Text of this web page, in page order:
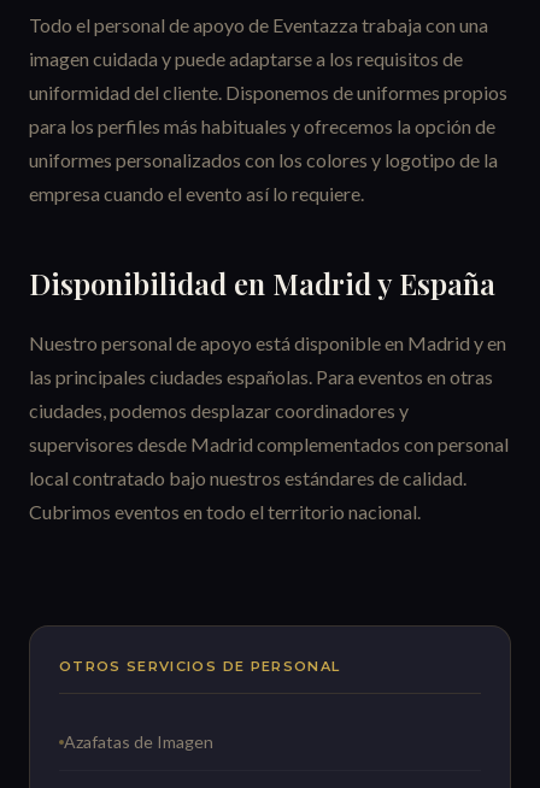
Todo el personal de apoyo de Eventazza trabaja con una
imagen cuidada y puede adaptarse a los requisitos de
uniformidad del cliente. Disponemos de uniformes propios
para los perfiles más habituales y ofrecemos la opción de
uniformes personalizados con los colores y logotipo de la
empresa cuando el evento así lo requiere.
Disponibilidad en Madrid y España
Nuestro personal de apoyo está disponible en Madrid y en
las principales ciudades españolas. Para eventos en otras
ciudades, podemos desplazar coordinadores y
supervisores desde Madrid complementados con personal
local contratado bajo nuestros estándares de calidad.
Cubrimos eventos en todo el territorio nacional.
OTROS SERVICIOS DE PERSONAL
Azafatas de Imagen